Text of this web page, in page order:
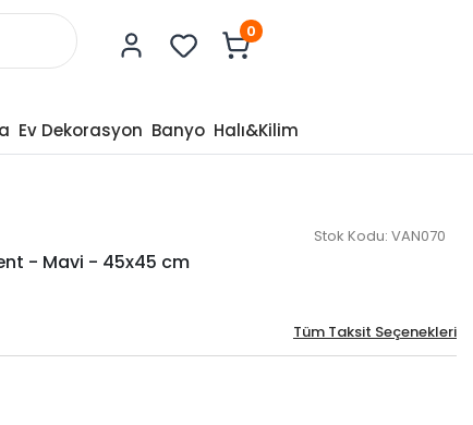
0
Ev Dekorasyon Banyo Halı&Kilim
Stok Kodu: VAN070
- Mavi - 45x45 cm
Tüm Taksit Seçenekleri